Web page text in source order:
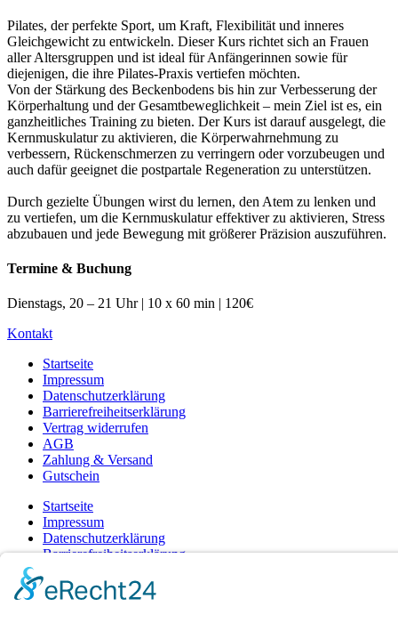
Pilates, der perfekte Sport, um Kraft, Flexibilität und inneres
Gleichgewicht zu entwickeln. Dieser Kurs richtet sich an Frauen
aller Altersgruppen und ist ideal für Anfängerinnen sowie für
diejenigen, die ihre Pilates-Praxis vertiefen möchten.
Von der Stärkung des Beckenbodens bis hin zur Verbesserung der
Körperhaltung und der Gesamtbeweglichkeit – mein Ziel ist es, ein
ganzheitliches Training zu bieten. Der Kurs ist darauf ausgelegt, die
Kernmuskulatur zu aktivieren, die Körperwahrnehmung zu
verbessern, Rückenschmerzen zu verringern oder vorzubeugen und
auch dafür geeignet die postpartale Regeneration zu unterstützen.
Durch gezielte Übungen wirst du lernen, den Atem zu lenken und
zu vertiefen, um die Kernmuskulatur effektiver zu aktivieren, Stress
abzubauen und jede Bewegung mit größerer Präzision auszuführen.
Termine & Buchung
Dienstags, 20 – 21 Uhr | 10 x 60 min | 120€
Kontakt
Startseite
Impressum
Datenschutzerklärung
Barrierefreiheitserklärung
Vertrag widerrufen
AGB
Zahlung & Versand
Gutschein
Startseite
Impressum
Datenschutzerklärung
Barrierefreiheitserklärung
AGB
Zahlung & Versand